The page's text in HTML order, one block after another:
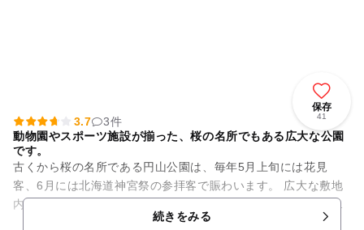
保存
41
3.7
3件
動物園やスポーツ施設が揃った、桜の名所でもある広大な公園
です。
古くから桜の名所である円山公園は、毎年5月上旬には花見
客、6月には北海道神宮祭の参拝客で賑わいます。 広大な敷地
内には、円山球場、円山競技場、円山庭球場、坂下グラウンド
等の運動施設がある他、様...続きをみる